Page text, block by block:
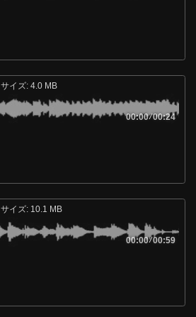
サイズ: 4.0 MB
00:00/00:24
サイズ: 10.1 MB
00:00/00:59